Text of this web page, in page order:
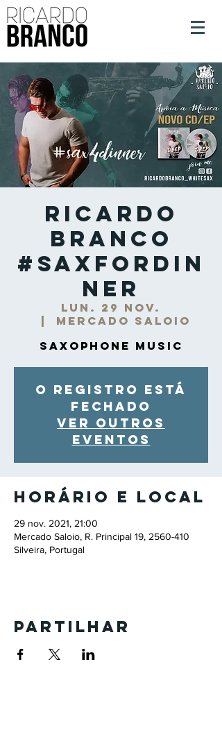
Ricardo
Branco
#SaxForDin
ner
lun. 29 nov.
Mercado Saloio
Saxophone Music
O registro está
fechado
Ver outros
eventos
Horário e local
29 nov. 2021, 21:00
Mercado Saloio, R. Principal 19, 2560-410
Silveira, Portugal
Partilhar